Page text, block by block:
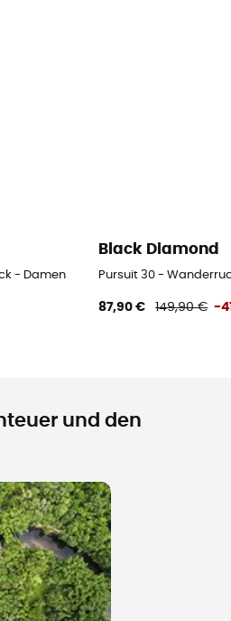
- Damen
Black Diamond
Pursuit 30 -
87,90 € 149,90 € -
und den